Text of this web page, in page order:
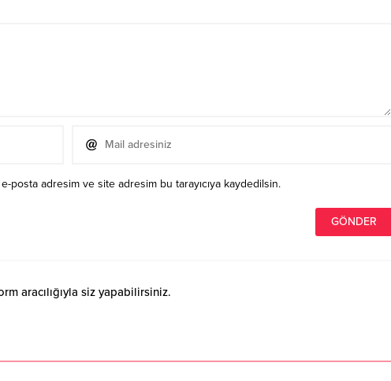
posta adresim ve site adresim bu tarayıcıya kaydedilsin.
aracılığıyla siz yapabilirsiniz.